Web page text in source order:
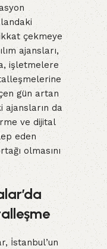
çekmeye
ajansları,
işletmelere
gün artan
ajansların da
ve dijital
eden
olmasını
İstanbul’un